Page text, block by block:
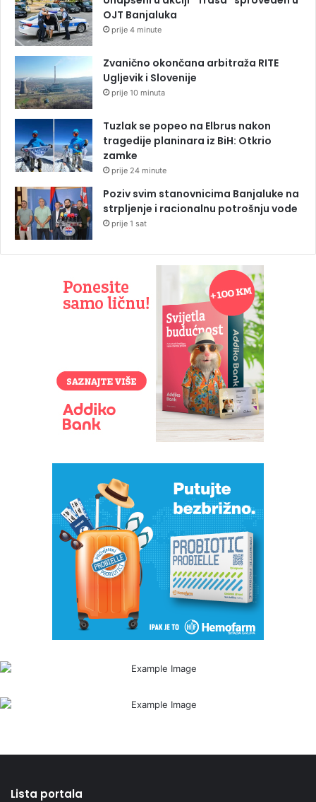
OJT Banjaluka
prije 4 minute
Zvanično okončana arbitraža RITE
Ugljevik i Slovenije
prije 10 minuta
Tuzlak se popeo na Elbrus nakon
tragedije planinara iz BiH: Otkrio
zamke
prije 24 minute
Poziv svim stanovnicima Banjaluke na
strpljenje i racionalnu potrošnju vode
prije 1 sat
Lista portala